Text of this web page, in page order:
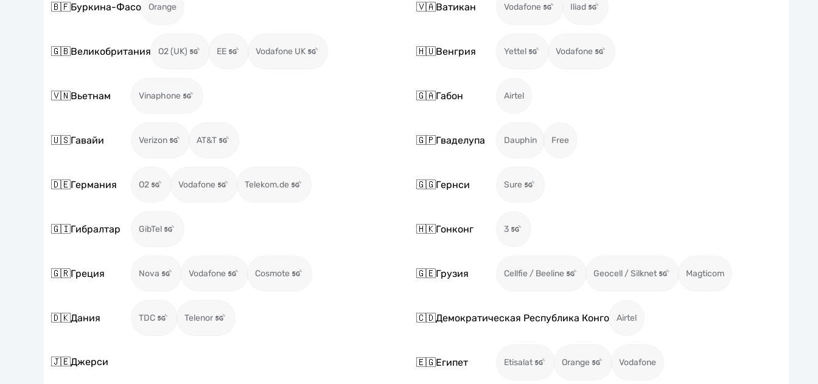
🇧🇫Буркина-Фасо Orange 🇻🇦Ватикан Vodafone Iliad
🇬🇧Великобритания O2 (UK) EE Vodafone UK 🇭🇺Венгрия Yettel Vodafone
🇻🇳Вьетнам Vinaphone 🇬🇦Габон Airtel
🇺🇸Гавайи Verizon AT&T 🇬🇵Гваделупа Dauphin Free
🇩🇪Германия O2 Vodafone Telekom.de 🇬🇬Гернси Sure
🇬🇮Гибралтар GibTel 🇭🇰Гонконг 3
🇬🇷Греция Nova Vodafone Cosmote 🇬🇪Грузия Cellfie / Beeline Geocell / Silknet Magticom
🇩🇰Дания TDC Telenor 🇨🇩Демократическая Республика Конго Airtel
🇯🇪Джерси 🇪🇬Египет Etisalat Orange Vodafone